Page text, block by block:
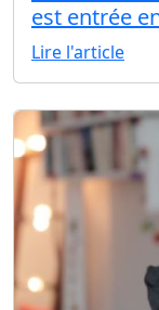
est entrée
Lire l'article